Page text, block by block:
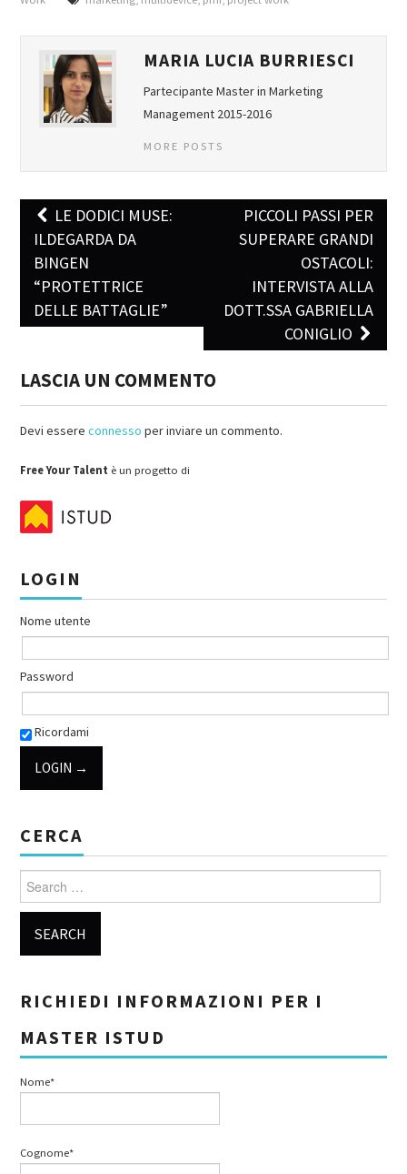
MARIA LUCIA BURRIESCI
Partecipante Master in Marketing
Management 2015-2016
MORE POSTS
Post navigation
LE DODICI MUSE:
ILDEGARDA DA
BINGEN
“PROTETTRICE
DELLE BATTAGLIE”
PICCOLI PASSI PER
SUPERARE GRANDI
OSTACOLI:
INTERVISTA ALLA
DOTT.SSA GABRIELLA
CONIGLIO
LASCIA UN COMMENTO
Devi essereconnesso per inviare un commento.
Free Your Talent è un progetto di
LOGIN
Nome utente
Password
Ricordami
CERCA
Search for:
RICHIEDI INFORMAZIONI PER I
MASTER ISTUD
Nome*
Cognome*